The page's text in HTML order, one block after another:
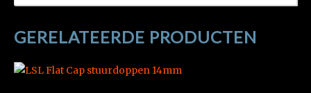
GERELATEERDE PRODUCTEN